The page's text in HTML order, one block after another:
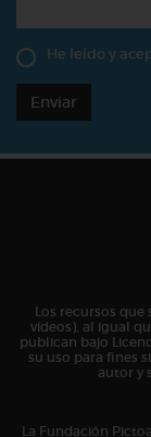
He leído y
Enviar
Los recursos
vídeos), al igual
publican bajo
su uso para fines
autor y
La Fundación